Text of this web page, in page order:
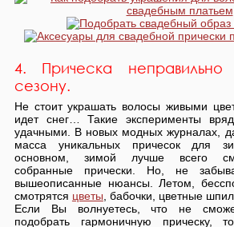
4. Прическа
сезону.
Не стоит украшать волосы живыми
идет снег… Такие эксперименты
удачными. В новых модных журналах,
масса уникальных причесок для
основном, зимой лучше всего
собранные прически. Но, не
вышеописанные нюансы. Летом,
смотрятся цветы, бабочки, цветные
Если Вы волнуетесь, что не
подобрать гармоничную прическу,